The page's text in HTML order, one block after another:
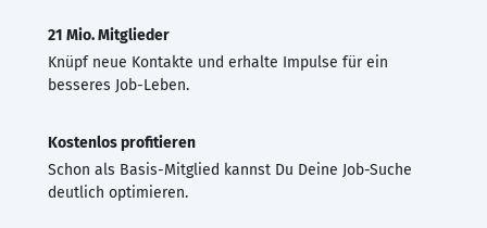
21 Mio. Mitglieder
Knüpf neue Kontakte und erhalte Impulse für ein
besseres Job-Leben.
Kostenlos profitieren
Schon als Basis-Mitglied kannst Du Deine Job-Suche
deutlich optimieren.